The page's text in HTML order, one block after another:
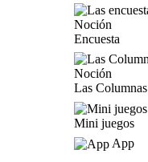
Encuesta
Las Columnas
Mini juegos
App